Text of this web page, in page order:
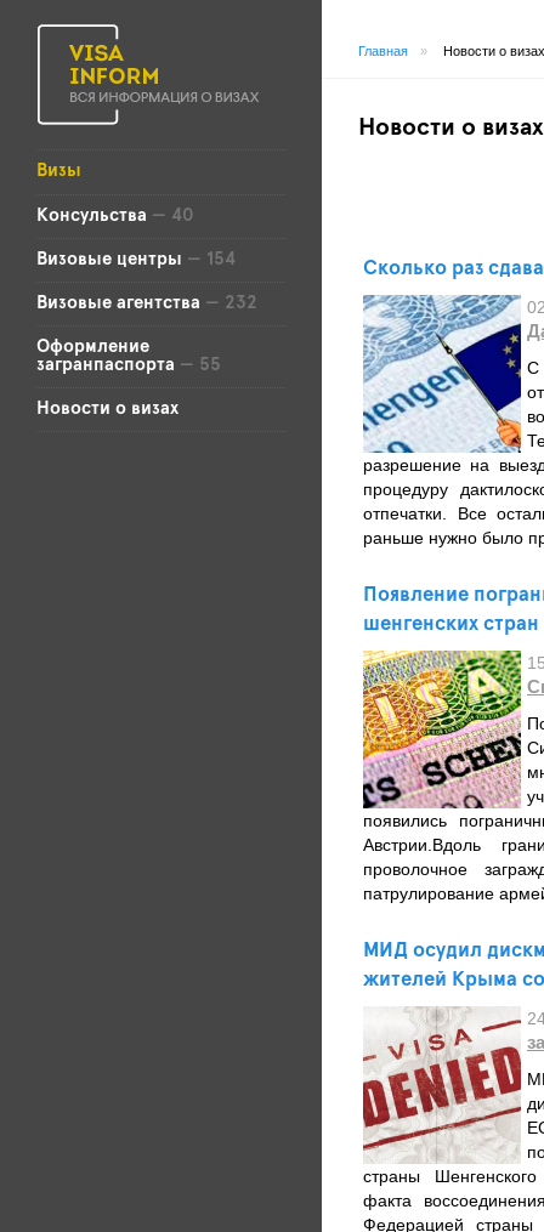
Визы
Консульства — 40
Визовые центры — 154
Визовые агентства — 232
Оформление
загранпаспорта — 55
Новости о визах
Главная » Новости о визах
Новости о визах
Сколько раз
С
разрешение на
процедуру
отпечатки. Все
раньше нужно было
Появление
шенгенских
появились
Австрии.Вдоль
проволочное
патрулирование
МИД осудил
жителей Крыма
страны
факта
Федерацией страны